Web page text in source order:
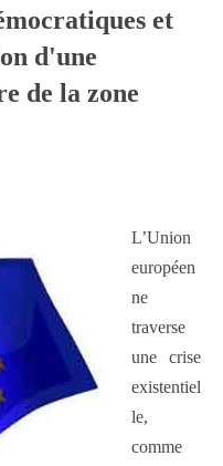
et
d'une
de la zone
L’Union
européen
ne
traverse
une crise
existentiel
le,
comme